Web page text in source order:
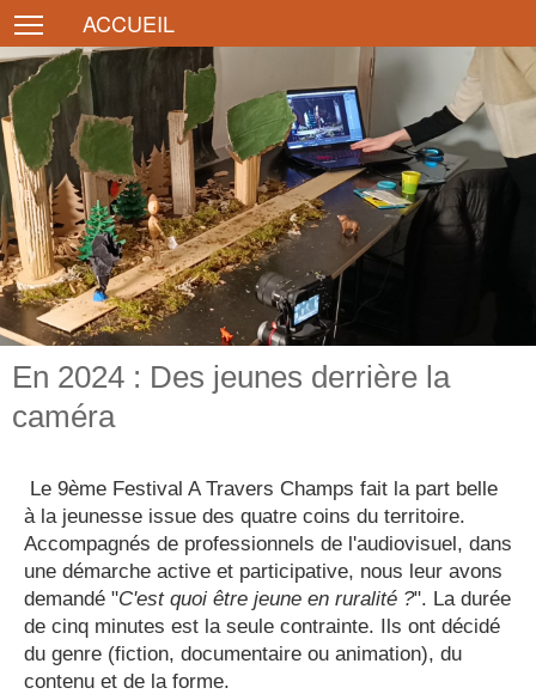
Toggle main menu visibility
ACCUEIL
En 2024 : Des jeunes derrière la
caméra
Le 9ème Festival A Travers Champs fait la part belle
à la jeunesse issue des quatre coins du territoire.
Accompagnés de professionnels de l'audiovisuel, dans
une démarche active et participative, nous leur avons
demandé "C'est quoi être jeune en ruralité ?". La durée
de cinq minutes est la seule contrainte. Ils ont décidé
du genre (fiction, documentaire ou animation), du
contenu et de la forme.